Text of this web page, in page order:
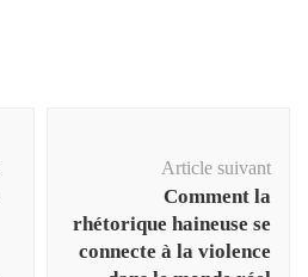
Article suivant
Comment la
rhétorique haineuse se
connecte à la violence